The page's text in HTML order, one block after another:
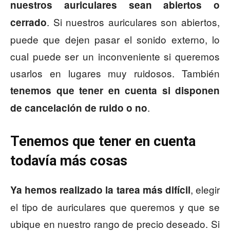
nuestros auriculares sean abiertos o
cerrado. Si nuestros auriculares son abiertos,
puede que dejen pasar el sonido externo, lo
cual puede ser un inconveniente si queremos
usarlos en lugares muy ruidosos. También
tenemos que tener en cuenta si disponen
de cancelación de ruido o no.
Tenemos que tener en cuenta
todavía más cosas
Ya hemos realizado la tarea más difícil, elegir
el tipo de auriculares que queremos y que se
ubique en nuestro rango de precio deseado. Si